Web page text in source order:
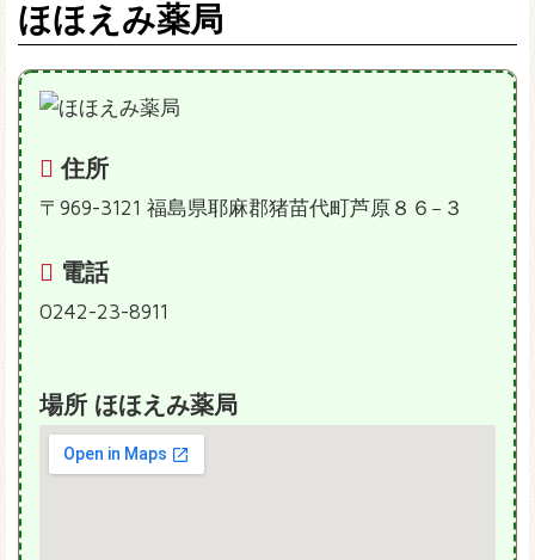
ほほえみ薬局
住所
〒969-3121 福島県耶麻郡猪苗代町芦原８６−３
電話
0242-23-8911
場所 ほほえみ薬局